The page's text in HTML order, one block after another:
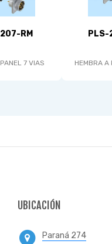
RM
7 VIAS HEMBRA A
UBICACIÓN
Paraná 274